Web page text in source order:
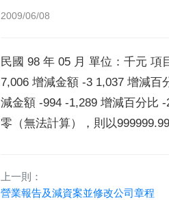
2009/06/08
民國 98 年 05 月 單位：千元 項
7,006 增減金額 -3 1,037 增減百
減金額 -994 -1,289 增減百分比
零（無法計算），則以
上一則：
營業報告及減資案並修改公司章程